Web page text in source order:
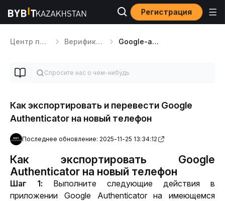
Регистрация
Центр поддержки Верификация KYC и вопросы безопасности Google-аутентификация
Как экспортировать и перевести Google
Authenticator на новый телефон
Последнее обновление: 2025-11-25 13:34:12
Как экспортировать Google
Authenticator на новый телефон
Шаг 1: Выполните следующие действия в
приложении Google Authenticator на имеющемся